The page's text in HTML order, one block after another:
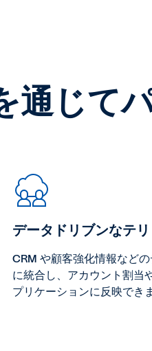
通じて
データドリブンなテ
CRM や顧客強化情報など
に統合し、アカウント割当
プリケーションに反映できま